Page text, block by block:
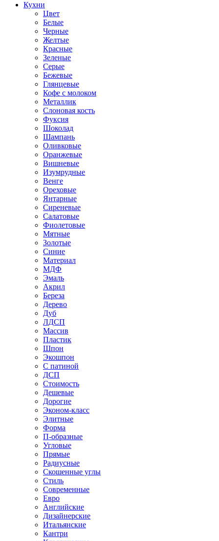
Кухни
Цвет
Белые
Черные
Желтые
Красные
Зеленые
Серые
Бежевые
Глянцевые
Кофе с молоком
Металлик
Слоновая кость
Фуксия
Шоколад
Шампань
Оливковые
Оранжевые
Вишневые
Изумрудные
Венге
Ореховые
Янтарные
Сиреневые
Салатовые
Фиолетовые
Мятные
Золотые
Синие
Материал
МДФ
Эмаль
Акрил
Береза
Дерево
Дуб
ЛДСП
Массив
Пластик
Шпон
Экошпон
С патиной
ДСП
Стоимость
Дешевые
Дорогие
Эконом-класс
Элитные
Форма
П-образные
Угловые
Прямые
Радиусные
Скошенные углы
Стиль
Современные
Евро
Английские
Дизайнерские
Итальянские
Кантри